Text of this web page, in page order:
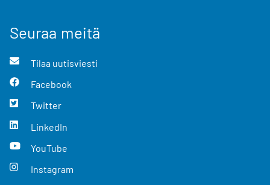
Seuraa meitä
Tilaa uutisviesti
Facebook
Twitter
LinkedIn
YouTube
Instagram